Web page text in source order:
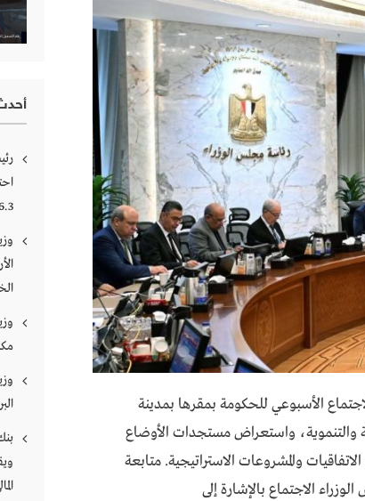
الأسبوعي للحكومة بمقرها بمدينة
والتنموية، واستعراض مستجدات الأوضاع
والمشروعات الاستراتيجية. متابعة
الاجتماع بالإشارة إلى
56.3